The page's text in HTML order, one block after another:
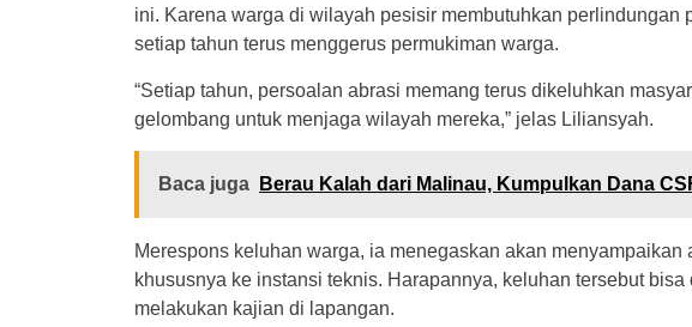
ini. Karena warga di wilayah pesisir membutuhkan perlindungan
setiap tahun terus menggerus permukiman warga.
“Setiap tahun, persoalan abrasi memang terus dikeluhkan
gelombang untuk menjaga wilayah mereka,” jelas Liliansyah.
Baca juga Berau Kalah dari Malinau, Kumpulkan Dana
Merespons keluhan warga, ia menegaskan akan menyampaikan
khususnya ke instansi teknis. Harapannya, keluhan tersebut
melakukan kajian di lapangan.